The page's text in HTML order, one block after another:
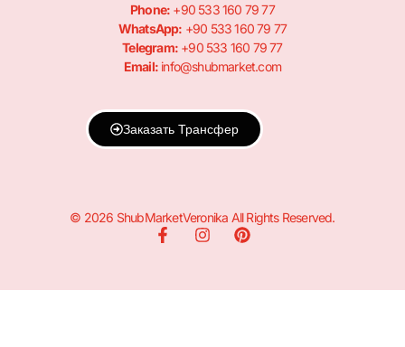
Phone: +90 533 160 79 77
WhatsApp: +90 533 160 79 77
Telegram: +90 533 160 79 77
Email: info@shubmarket.com
Заказать Трансфер
© 2026 ShubMarketVeronika All Rights Reserved.
F
I
P